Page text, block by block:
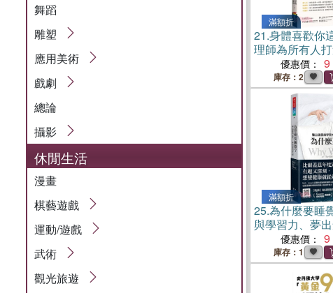
舞蹈
雕塑
應用美術
戲劇
總論
攝影
休閒生活
漫畫
棋藝遊戲
運動/遊戲
武術
觀光旅遊
滿額折
21.身體喜歡你
理師為所有人
優惠價： 9
庫存：2
滿額折
25.為什麼要睡
與學習力、夢
優惠價： 9
庫存：1